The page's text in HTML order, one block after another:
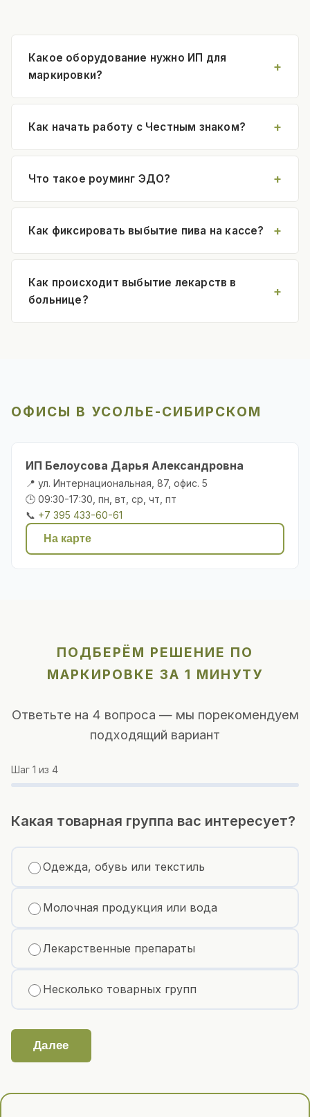
Какое оборудование нужно ИП для
маркировки?
Как начать работу с Честным знаком?
Что такое роуминг ЭДО?
Как фиксировать выбытие пива на кассе?
Как происходит выбытие лекарств в
больнице?
ОФИСЫ В УСОЛЬЕ-СИБИРСКОМ
ИП Белоусова Дарья Александровна
📍 ул. Интернациональная, 87, офис. 5
🕒 09:30-17:30, пн, вт, ср, чт, пт
📞 +7 395 433-60-61
На карте
ПОДБЕРЁМ РЕШЕНИЕ ПО
МАРКИРОВКЕ ЗА 1 МИНУТУ
Ответьте на 4 вопроса — мы порекомендуем
подходящий вариант
Шаг 1 из 4
Какая товарная группа вас интересует?
Одежда, обувь или текстиль
Молочная продукция или вода
Лекарственные препараты
Несколько товарных групп
Далее